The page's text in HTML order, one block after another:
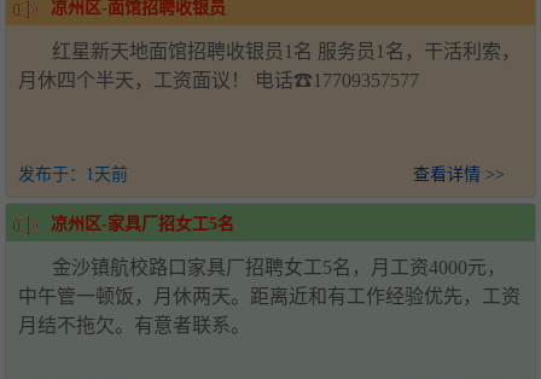
凉州区-面馆招聘收银员
红星新天地面馆招聘收银员1名 服务员1名，干活利索，
月休四个半天，工资面议！ 电话☎17709357577
发布于： 1天前 查看详情 >>
凉州区-家具厂招女工5名
金沙镇航校路口家具厂招聘女工5名，月工资4000元，
中午管一顿饭，月休两天。距离近和有工作经验优先，工资
月结不拖欠。有意者联系。